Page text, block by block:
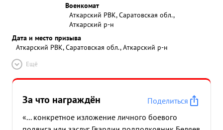
Военкомат
Аткарский РВК, Саратовская обл.,
Аткарский р-н
Дата и место призыва
Аткарский РВК, Саратовская обл., Аткарский р-н
Ещё
За что награждён
Поделиться
«... конкретное изложение личного боевого